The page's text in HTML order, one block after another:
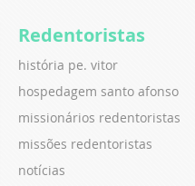
Redentoristas
história pe. vitor
hospedagem santo afonso
missionários redentoristas
missões redentoristas
notícias